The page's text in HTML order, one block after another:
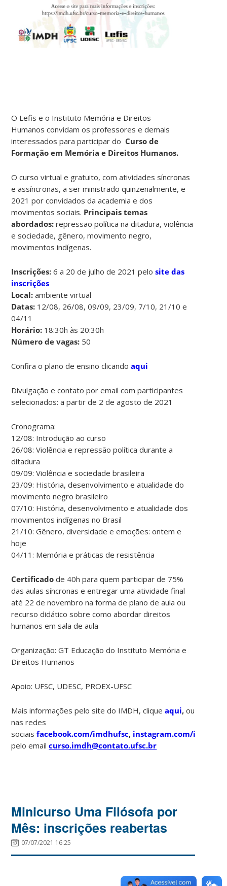
O Lefis e o Instituto Memória e Direitos
Humanos convidam os professores e demais
interessados para participar do Curso de
Formação em Memória e Direitos Humanos.
O curso virtual e gratuito, com atividades síncronas
e assíncronas, a ser ministrado quinzenalmente, e
2021 por convidados da academia e dos
movimentos sociais. Principais temas
abordados: repressão política na ditadura, violência
e sociedade, gênero, movimento negro,
movimentos indígenas.
Inscrições:6 a 20 de julho de 2021 pelosite das
inscrições
Local: ambiente virtual
Datas: 12/08, 26/08, 09/09, 23/09, 7/10, 21/10 e
04/11
Horário: 18:30h às 20:30h
Número de vagas: 50
Confira o plano de ensino clicandoaqui
Divulgação e contato por email com participantes
selecionados: a partir de 2 de agosto de 2021
Cronograma:
12/08: Introdução ao curso
26/08: Violência e repressão política durante a
ditadura
09/09: Violência e sociedade brasileira
23/09: História, desenvolvimento e atualidade do
movimento negro brasileiro
07/10: História, desenvolvimento e atualidade dos
movimentos indígenas no Brasil
21/10: Gênero, diversidade e emoções: ontem e
hoje
04/11: Memória e práticas de resistência
Certificado de 40h para quem participar de 75%
das aulas síncronas e entregar uma atividade final
até 22 de novembro na forma de plano de aula ou
recurso didático sobre como abordar direitos
humanos em sala de aula
Organização: GT Educação do Instituto Memória e
Direitos Humanos
Apoio: UFSC, UDESC, PROEX-UFSC
Mais informações pelo site do IMDH, clique aqui, ou
nas redes
sociaisfacebook.com/imdhufsc, instagram.com/
pelo emailcurso.imdh@contato.ufsc.br
Minicurso Uma Filósofa por
Mês: inscrições reabertas
07/07/2021 16:25